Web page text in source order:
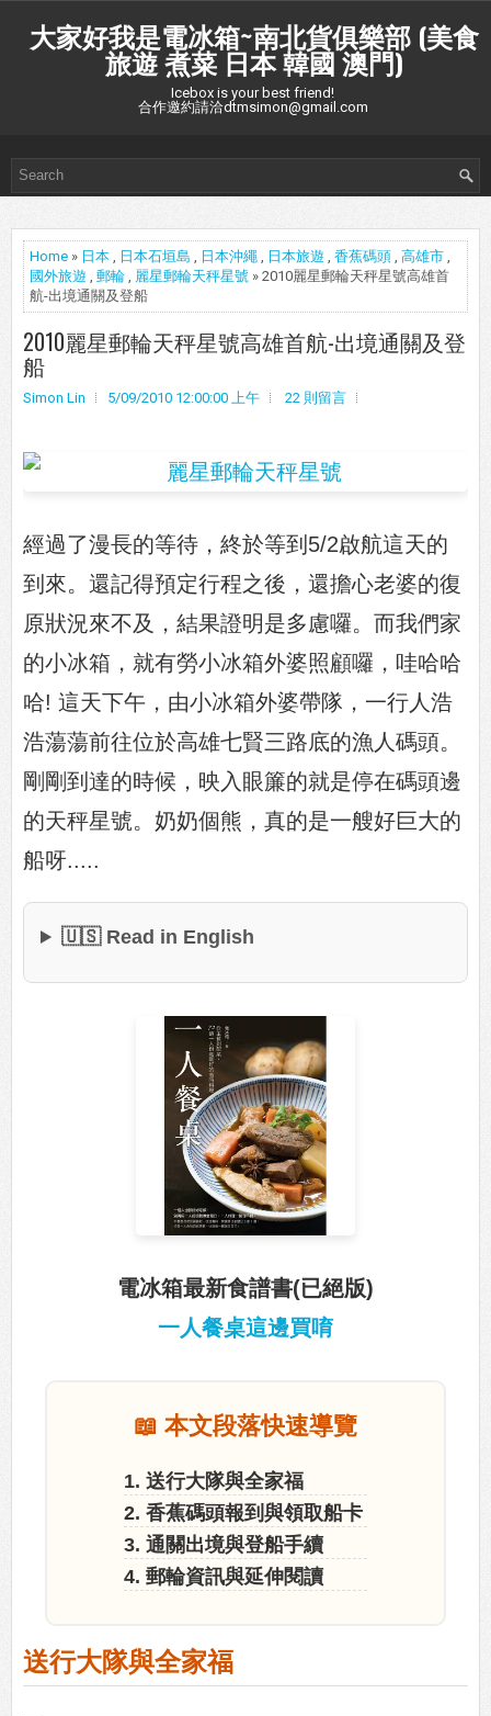
大家好我是電冰箱~南北貨俱樂部 (美食
旅遊 煮菜 日本 韓國 澳門)
Icebox is your best friend!
合作邀約請洽dtmsimon@gmail.com
Home » 日本 , 日本石垣島 , 日本沖繩 , 日本旅遊 , 香蕉碼頭 , 高雄市 ,
國外旅遊 , 郵輪 , 麗星郵輪天秤星號 » 2010麗星郵輪天秤星號高雄首
航-出境通關及登船
2010麗星郵輪天秤星號高雄首航-出境通關及登
船
Simon Lin 5/09/2010 12:00:00 上午 22 則留言
經過了漫長的等待，終於等到5/2啟航這天的
到來。還記得預定行程之後，還擔心老婆的復
原狀況來不及，結果證明是多慮囉。而我們家
的小冰箱，就有勞小冰箱外婆照顧囉，哇哈哈
哈! 這天下午，由小冰箱外婆帶隊，一行人浩
浩蕩蕩前往位於高雄七賢三路底的漁人碼頭。
剛剛到達的時候，映入眼簾的就是停在碼頭邊
的天秤星號。奶奶個熊，真的是一艘好巨大的
船呀.....
🇺🇸 Read in English
電冰箱最新食譜書(已絕版)
一人餐桌這邊買唷
📖 本文段落快速導覽
1. 送行大隊與全家福
2. 香蕉碼頭報到與領取船卡
3. 通關出境與登船手續
4. 郵輪資訊與延伸閱讀
送行大隊與全家福